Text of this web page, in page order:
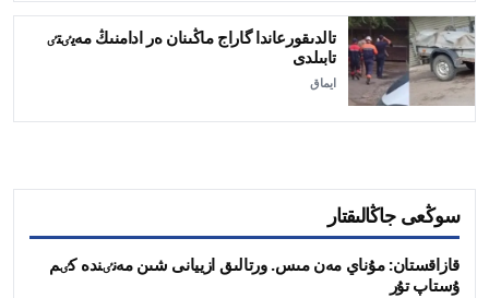
تالدىقورعاندا گاراج ماڭىنان ەر ادامنىڭ مەيٸتٸ
تابىلدى
ايماق
سوڭعى جاڭالىقتار
قازاقستان: مۇناي مەن مىس. ورتالىق ازييانى شىن مەنٸندە كٸم
ۇستاپ تۇر